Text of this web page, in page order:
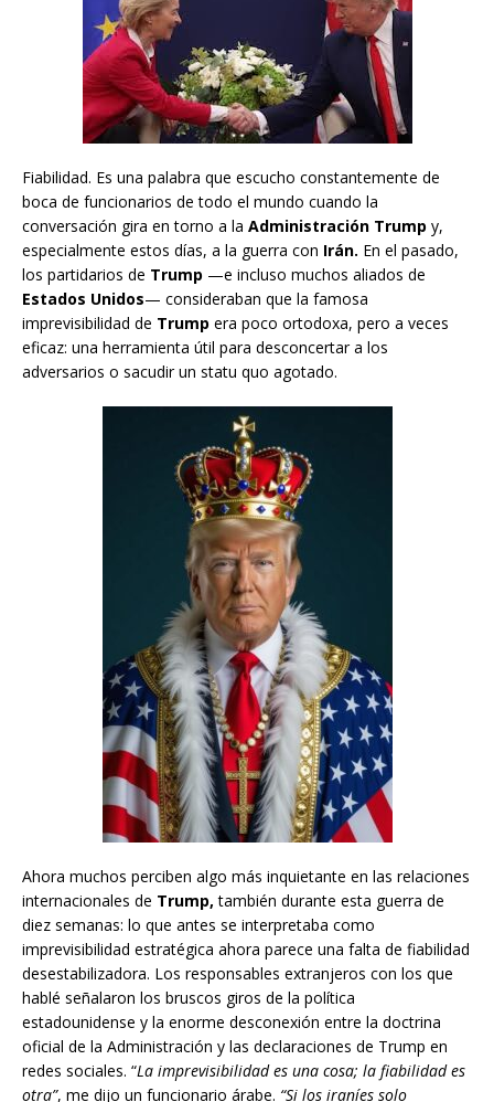
Fiabilidad. Es una palabra que escucho constantemente de
boca de funcionarios de todo el mundo cuando la
conversación gira en torno a la Administración Trump y,
especialmente estos días, a la guerra con Irán. En el pasado,
los partidarios de Trump —e incluso muchos aliados de
Estados Unidos— consideraban que la famosa
imprevisibilidad de Trump era poco ortodoxa, pero a veces
eficaz: una herramienta útil para desconcertar a los
adversarios o sacudir un statu quo agotado.
Ahora muchos perciben algo más inquietante en las relaciones
internacionales de Trump, también durante esta guerra de
diez semanas: lo que antes se interpretaba como
imprevisibilidad estratégica ahora parece una falta de fiabilidad
desestabilizadora. Los responsables extranjeros con los que
hablé señalaron los bruscos giros de la política
estadounidense y la enorme desconexión entre la doctrina
oficial de la Administración y las declaraciones de Trump en
redes sociales. “La imprevisibilidad es una cosa; la fiabilidad es
otra”, me dijo un funcionario árabe. “Si los iraníes solo